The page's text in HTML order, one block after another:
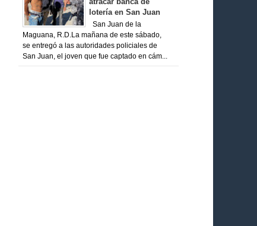
lotería en San Juan
San Juan de la
Maguana, R.D.La mañana de este sábado,
se entregó a las autoridades policiales de
San Juan, el joven que fue captado en cám...